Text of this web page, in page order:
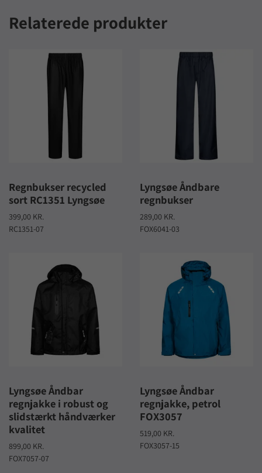
Relaterede produkter
Regnbukser recycled
sort RC1351 Lyngsøe
399,00 KR.
RC1351-07
Lyngsøe Åndbare
regnbukser
289,00 KR.
FOX6041-03
Lyngsøe Åndbar
regnjakke i robust og
slidstærkt håndværker
kvalitet
899,00 KR.
FOX7057-07
Lyngsøe Åndbar
regnjakke, petrol
FOX3057
519,00 KR.
FOX3057-15